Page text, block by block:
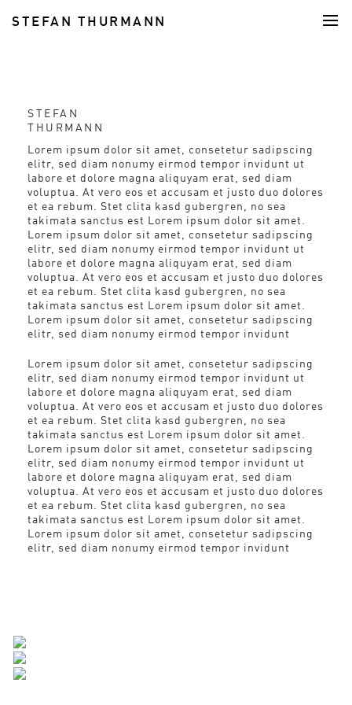
STEFAN THURMANN
FOOD
STEFAN
THURMANN
Lorem ipsum dolor sit amet, consetetur sadipscing
elitr, sed diam nonumy eirmod tempor invidunt ut
labore et dolore magna aliquyam erat, sed diam
voluptua. At vero eos et accusam et justo duo dolores
et ea rebum. Stet clita kasd gubergren, no sea
takimata sanctus est Lorem ipsum dolor sit amet.
Lorem ipsum dolor sit amet, consetetur sadipscing
elitr, sed diam nonumy eirmod tempor invidunt ut
labore et dolore magna aliquyam erat, sed diam
voluptua. At vero eos et accusam et justo duo dolores
et ea rebum. Stet clita kasd gubergren, no sea
takimata sanctus est Lorem ipsum dolor sit amet.
Lorem ipsum dolor sit amet, consetetur sadipscing
elitr, sed diam nonumy eirmod tempor invidunt
Lorem ipsum dolor sit amet, consetetur sadipscing
elitr, sed diam nonumy eirmod tempor invidunt ut
labore et dolore magna aliquyam erat, sed diam
voluptua. At vero eos et accusam et justo duo dolores
et ea rebum. Stet clita kasd gubergren, no sea
takimata sanctus est Lorem ipsum dolor sit amet.
Lorem ipsum dolor sit amet, consetetur sadipscing
elitr, sed diam nonumy eirmod tempor invidunt ut
labore et dolore magna aliquyam erat, sed diam
voluptua. At vero eos et accusam et justo duo dolores
et ea rebum. Stet clita kasd gubergren, no sea
takimata sanctus est Lorem ipsum dolor sit amet.
Lorem ipsum dolor sit amet, consetetur sadipscing
elitr, sed diam nonumy eirmod tempor invidunt